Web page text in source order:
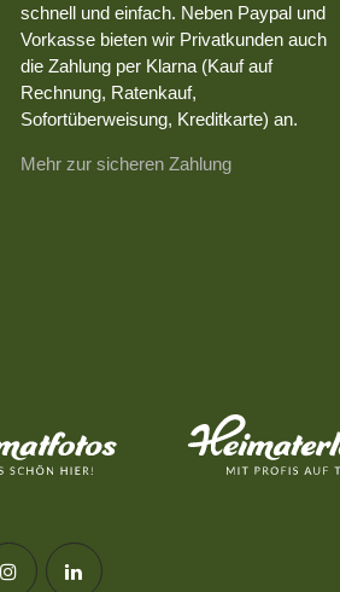
schnell und einfach. Neben Paypal und
Vorkasse bieten wir Privatkunden auch
die Zahlung per Klarna (Kauf auf
Rechnung, Ratenkauf,
Sofortüberweisung, Kreditkarte) an.
Mehr zur sicheren Zahlung